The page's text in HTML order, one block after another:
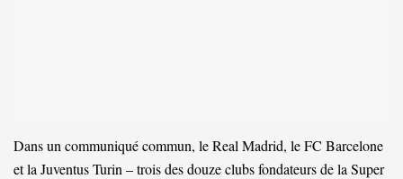
Dans un communiqué commun, le Real Madrid, le FC Barcelone
et la Juventus Turin – trois des douze clubs fondateurs de la Super